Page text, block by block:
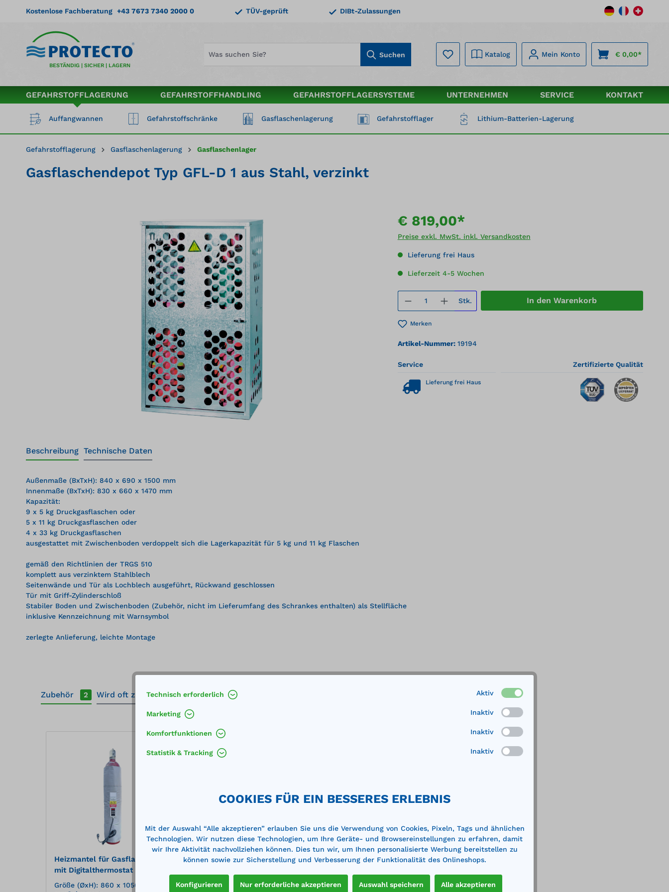
Zur Hauptnavigation springen
Kostenlose Fachberatung +43 7673 7340 2000 0 TÜV-geprüft DIBt-Zulassungen
BESTÄNDIG | SICHER | LAGERN
Suchen Katalog Mein Konto € 0,00*
GEFAHRSTOFFLAGERUNG GEFAHRSTOFFHANDLING GEFAHRSTOFFLAGERSYSTEME UNTERNEHMEN SERVICE KONTAKT
Auffangwannen Gefahrstoffschränke Gasflaschenlagerung Gefahrstofflager Lithium-Batterien-Lagerung
Gefahrstofflagerung Gasflaschenlagerung Gasflaschenlager
Gasflaschendepot Typ GFL-D 1 aus Stahl, verzinkt
€ 819,00*
Preise exkl. MwSt. inkl. Versandkosten
Lieferung frei Haus
Lieferzeit 4-5 Wochen
Produkt Anzahl: Gib den gewünschten Wert
Stk. In den Warenkorb
Merken
Artikel-Nummer: 19194
Service
Lieferung frei Haus
Zertifizierte Qualität
Beschreibung Technische Daten
Außenmaße (BxTxH): 840 x 690 x 1500 mm
Innenmaße (BxTxH): 830 x 660 x 1470 mm
Kapazität:
9 x 5 kg Druckgasflaschen oder
5 x 11 kg Druckgasflaschen oder
4 x 33 kg Druckgasflaschen
ausgestattet mit Zwischenboden verdoppelt sich die Lagerkapazität für 5 kg und 11 kg Flaschen
gemäß den Richtlinien der TRGS 510
komplett aus verzinktem Stahlblech
Seitenwände und Tür als Lochblech ausgeführt, Rückwand geschlossen
Tür mit Griff-Zylinderschloß
Stabiler Boden und Zwischenboden (Zubehör, nicht im Lieferumfang des Schrankes enthalten) als Stellfläche
inklusive Kennzeichnung mit Warnsymbol
zerlegte Anlieferung, leichte Montage
Zubehör 2 Wird oft zusammen gekauft
Heizmantel für Gasflaschen
mit Digitalthermostat mit
Heizbereich 0-40°C
Größe (ØxH): 860 x 1050
Heizmantel für Gasflaschen
Heizbereich 0-90°C
Größe (ØxH): 860 x 1050
Technisch erforderlich Aktiv
Marketing Inaktiv
Komfortfunktionen Inaktiv
Statistik & Tracking Inaktiv
COOKIES FÜR EIN BESSERES ERLEBNIS
Mit der Auswahl “Alle akzeptieren” erlauben Sie uns die Verwendung von Cookies, Pixeln, Tags und ähnlichen
Technologien. Wir nutzen diese Technologien, um Ihre Geräte- und Browsereinstellungen zu erfahren, damit
wir Ihre Aktivität nachvollziehen können. Dies tun wir, um Ihnen personalisierte Werbung bereitstellen zu
können sowie zur Sicherstellung und Verbesserung der Funktionalität des Onlineshops.
Konfigurieren Nur erforderliche akzeptieren Auswahl speichern Alle akzeptieren